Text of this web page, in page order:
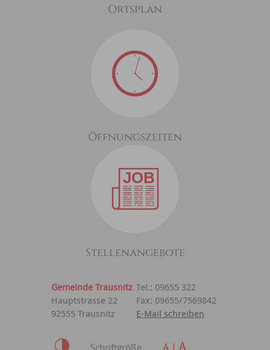
Ortsplan
Öffnungszeiten
Stellenangebote
Gemeinde Trausnitz Tel.: 09655 322
Hauptstrasse 22
Fax: 09655/7569842
92555 Trausnitz
E-Mail schreiben